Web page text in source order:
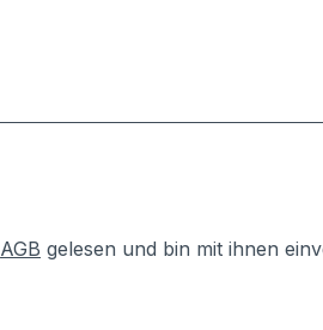
AGB gelesen und bin mit ihnen